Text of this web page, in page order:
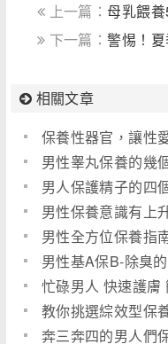
上一篇： 母乳餵
下一篇：警惕！
相關文章
保養性器官，讓性
男性睾丸保養的幾
男人保護精子的四
男性保養意識有上
男性全方位保養指
男性基A保B-除臭
忙碌男人 快速護
(圖)教你挑選綜效型保
奔三奔四的男人們